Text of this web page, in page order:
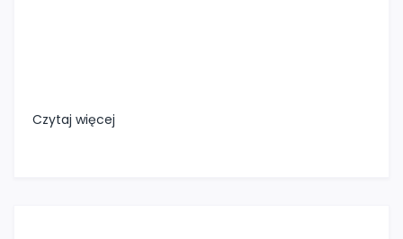
Czytaj więcej